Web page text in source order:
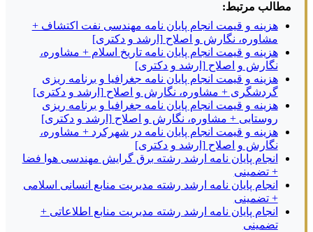
مطالب مرتبط:
هزینه و قیمت انجام پایان نامه مهندسی نفت اکتشاف +
مشاوره، نگارش و اصلاح [ارشد و دکتری]
هزینه و قیمت انجام پایان نامه تاریخ اسلام + مشاوره،
نگارش و اصلاح [ارشد و دکتری]
هزینه و قیمت انجام پایان نامه جغرافیا و برنامه ریزی
گردشگری + مشاوره، نگارش و اصلاح [ارشد و دکتری]
هزینه و قیمت انجام پایان نامه جغرافیا و برنامه ریزی
روستایی + مشاوره، نگارش و اصلاح [ارشد و دکتری]
هزینه و قیمت انجام پایان نامه در شهرکرد + مشاوره،
نگارش و اصلاح [ارشد و دکتری]
انجام پایان نامه ارشد رشته برق گرایش مهندسی هوا فضا
+ تضمینی
انجام پایان نامه ارشد رشته مدیریت منابع انسانی اسلامی
+ تضمینی
انجام پایان نامه ارشد رشته مدیریت منابع اطلاعاتی +
تضمینی